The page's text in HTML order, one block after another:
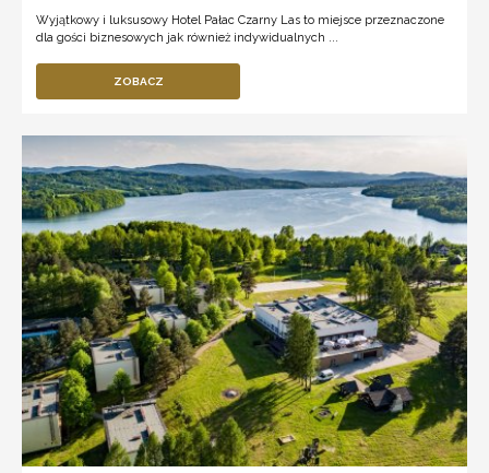
Wyjątkowy i luksusowy Hotel Pałac Czarny Las to miejsce przeznaczone
dla gości biznesowych jak również indywidualnych ...
ZOBACZ